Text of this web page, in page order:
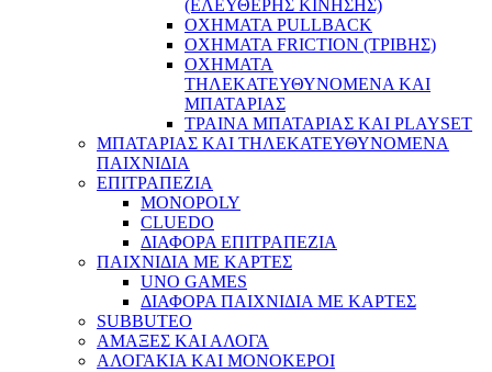
(ΕΛΕΥΘΕΡΗΣ ΚΙΝΗΣΗΣ)
ΟΧΗΜΑΤΑ PULLBACK
ΟΧΗΜΑΤΑ FRICTION (ΤΡΙΒΗΣ)
ΟΧΗΜΑΤΑ
ΤΗΛΕΚΑΤΕΥΘΥΝΟΜΕΝΑ ΚΑΙ
ΜΠΑΤΑΡΙΑΣ
ΤΡΑΙΝΑ ΜΠΑΤΑΡΙΑΣ ΚΑΙ PLAYSET
ΜΠΑΤΑΡΙΑΣ ΚΑΙ ΤΗΛΕΚΑΤΕΥΘΥΝΟΜΕΝΑ
ΠΑΙΧΝΙΔΙΑ
ΕΠΙΤΡΑΠΕΖΙΑ
MONOPOLY
CLUEDO
ΔΙΑΦΟΡΑ ΕΠΙΤΡΑΠΕΖΙΑ
ΠΑΙΧΝΙΔΙΑ ΜΕ ΚΑΡΤΕΣ
UNO GAMES
ΔΙΑΦΟΡΑ ΠΑΙΧΝΙΔΙΑ ΜΕ ΚΑΡΤΕΣ
SUBBUTEO
ΑΜΑΞΕΣ ΚΑΙ ΑΛΟΓΑ
ΑΛΟΓΑΚΙΑ ΚΑΙ ΜΟΝΟΚΕΡΟΙ